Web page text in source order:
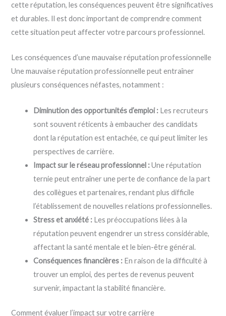
cette réputation, les conséquences peuvent être significatives
et durables. Il est donc important de comprendre comment
cette situation peut affecter votre parcours professionnel.
Les conséquences d’une mauvaise réputation professionnelle
Une mauvaise réputation professionnelle peut entraîner
plusieurs conséquences néfastes, notamment :
Diminution des opportunités d’emploi : Les recruteurs
sont souvent réticents à embaucher des candidats
dont la réputation est entachée, ce qui peut limiter les
perspectives de carrière.
Impact sur le réseau professionnel :Une réputation
ternie peut entraîner une perte de confiance de la part
des collègues et partenaires, rendant plus difficile
l’établissement de nouvelles relations professionnelles.
Stress et anxiété : Les préoccupations liées à la
réputation peuvent engendrer un stress considérable,
affectant la santé mentale et le bien-être général.
Conséquences financières : En raison de la difficulté à
trouver un emploi, des pertes de revenus peuvent
survenir, impactant la stabilité financière.
Comment évaluer l’impact sur votre carrière